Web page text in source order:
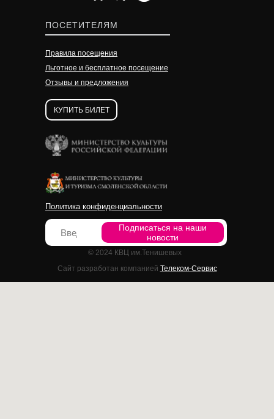
УЗНАТЬ ПОДРОБНЕЕ
ПОСЕТИТЕЛЯМ
Правила посещения
Льготное и бесплатное посещение
Отзывы и предложения
© 2024 КВЦ им.Тенишевых
КУПИТЬ БИЛЕТ
Политика конфиденциальности
Подписаться на наши
новости
Сайт разработан компанией Телеком-Сервис